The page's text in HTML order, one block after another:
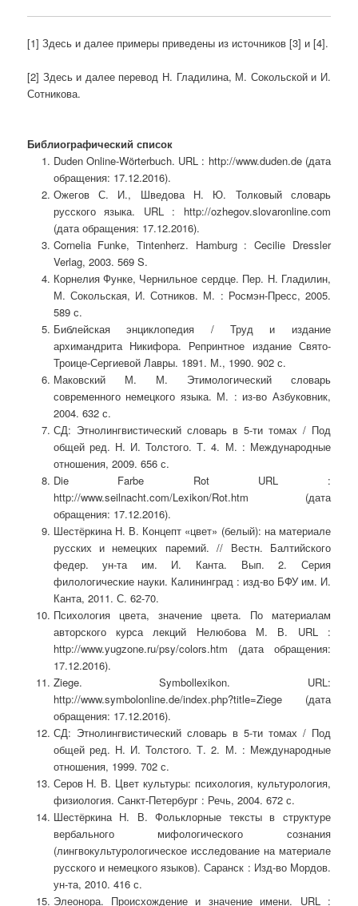
[1] Здесь и далее примеры приведены из источников [3] и [4].
[2] Здесь и далее перевод Н. Гладилина, М. Сокольской и И.
Сотникова.
Библиографический список
Duden Online-Wörterbuch. URL : http://www.duden.de (дата
обращения: 17.12.2016).
Ожегов С. И., Шведова Н. Ю. Толковый словарь
русского языка. URL : http://ozhegov.slovaronline.com
(дата обращения: 17.12.2016).
Cornelia Funke, Tintenherz. Hamburg : Cecilie Dressler
Verlag, 2003. 569 S.
Корнелия Функе, Чернильное сердце. Пер. Н. Гладилин,
М. Сокольская, И. Сотников. М. : Росмэн-Пресс, 2005.
589 с.
Библейская энциклопедия / Труд и издание
архимандрита Никифора. Репринтное издание Свято-
Троице-Сергиевой Лавры. 1891. М., 1990. 902 с.
Маковский М. М. Этимологический словарь
современного немецкого языка. М. : из-во Азбуковник,
2004. 632 с.
СД: Этнолингвистический словарь в 5-ти томах / Под
общей ред. Н. И. Толстого. Т. 4. М. : Международные
отношения, 2009. 656 с.
Die Farbe Rot URL :
http://www.seilnacht.com/Lexikon/Rot.htm (дата
обращения: 17.12.2016).
Шестёркина Н. В. Концепт «цвет» (белый): на материале
русских и немецких паремий. // Вестн. Балтийского
федер. ун-та им. И. Канта. Вып. 2. Серия
филологические науки. Калининград : изд-во БФУ им. И.
Канта, 2011. С. 62-70.
Психология цвета, значение цвета. По материалам
авторского курса лекций Нелюбова М. В. URL :
http://www.yugzone.ru/psy/colors.htm (дата обращения:
17.12.2016).
Ziege. Symbollexikon. URL:
http://www.symbolonline.de/index.php?title=Ziege (дата
обращения: 17.12.2016).
СД: Этнолингвистический словарь в 5-ти томах / Под
общей ред. Н. И. Толстого. Т. 2. М. : Международные
отношения, 1999. 702 с.
Серов Н. В. Цвет культуры: психология, культурология,
физиология. Санкт-Петербург : Речь, 2004. 672 с.
Шестёркина Н. В. Фольклорные тексты в структуре
вербального мифологического сознания
(лингвокультурологическое исследование на материале
русского и немецкого языков). Саранск : Изд-во Мордов.
ун-та, 2010. 416 с.
Элеонора. Происхождение и значение имени. URL :